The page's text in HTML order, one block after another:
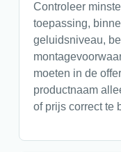
Controleer
toepassing,
geluidsniveau,
moeten in de
productnaam
of prijs correct te